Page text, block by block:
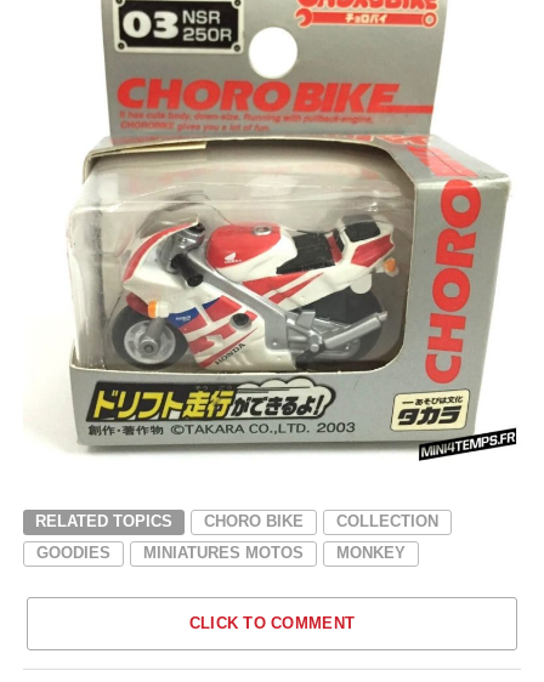
RELATED TOPICS CHORO BIKE
COLLECTION
GOODIES
MINIATURES MOTOS MONKEY
CLICK TO COMMENT